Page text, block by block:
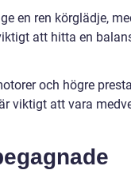
en ren körglädje,
att hitta en
och högre
viktigt att vara